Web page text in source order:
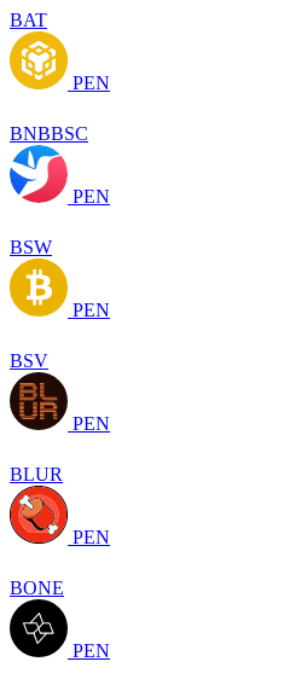
BAT
PEN
BNBBSC
PEN
BSW
PEN
BSV
PEN
BLUR
PEN
BONE
PEN